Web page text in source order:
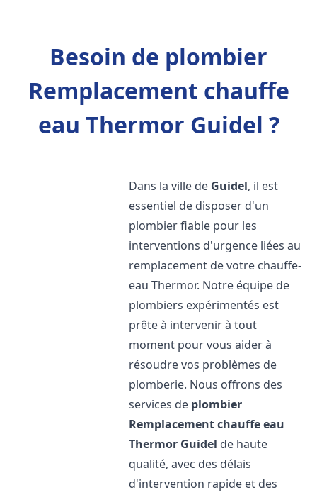
Besoin de plombier
Remplacement chauffe
eau Thermor Guidel ?
Dans la ville de Guidel, il est
essentiel de disposer d'un
plombier fiable pour les
interventions d'urgence liées au
remplacement de votre chauffe-
eau Thermor. Notre équipe de
plombiers expérimentés est
prête à intervenir à tout
moment pour vous aider à
résoudre vos problèmes de
plomberie. Nous offrons des
services de plombier
Remplacement chauffe eau
Thermor Guidel de haute
qualité, avec des délais
d'intervention rapide et des